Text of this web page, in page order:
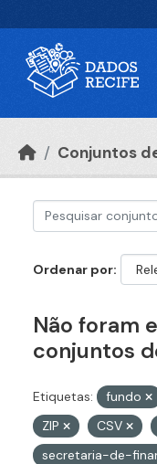
Conjuntos
Ordenar por
Não foram
conjuntos
Etiquetas: fundo
ZIP
CSV
secretaria-de-